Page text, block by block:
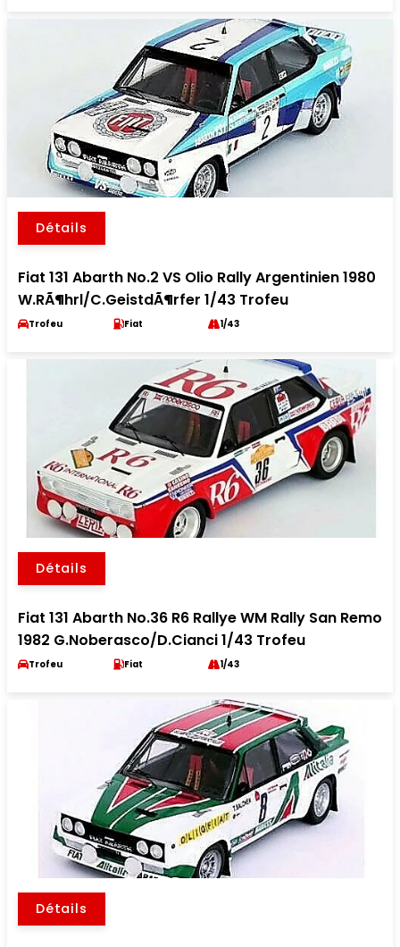
Détails
Fiat 131 Abarth No.2 VS Olio Rally Argentinien 1980
W.RÃ¶hrl/C.GeistdÃ¶rfer 1/43 Trofeu
Trofeu Fiat 1/43
Détails
Fiat 131 Abarth No.36 R6 Rallye WM Rally San Remo
1982 G.Noberasco/D.Cianci 1/43 Trofeu
Trofeu Fiat 1/43
Détails